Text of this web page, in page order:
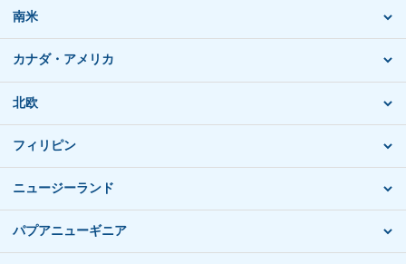
南米
カナダ・アメリカ
北欧
フィリピン
ニュージーランド
パプアニューギニア